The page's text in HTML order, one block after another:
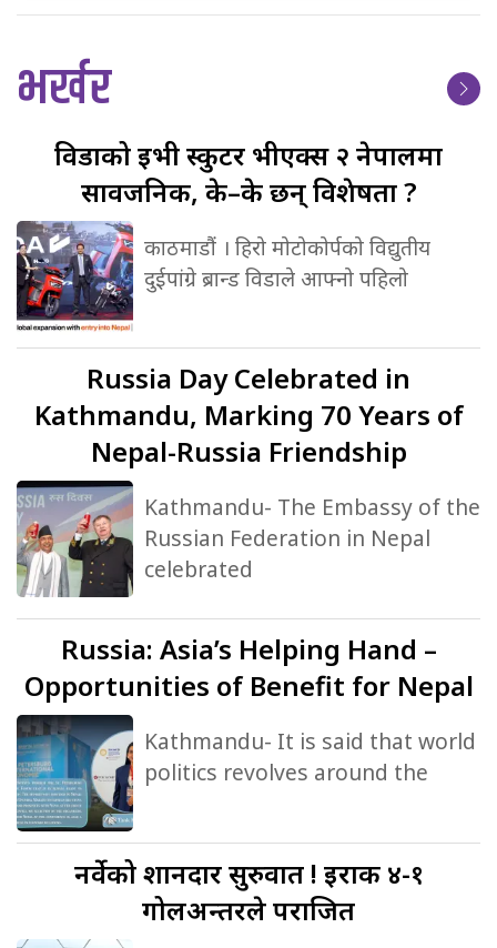
भर्खर
विडाकोईभी स्कुटर भीएक्स २ नेपालमा
सार्वजनिक, के–के छन् विशेषता ?
काठमाडौं । हिरो मोटोकोर्पको विद्युतीय
दुईपांग्रे ब्रान्ड विडाले आफ्नो पहिलो
Russia Day Celebrated in
Kathmandu, Marking 70 Years of
Nepal-Russia Friendship
Kathmandu- The Embassy of the
Russian Federation in Nepal
celebrated
Russia: Asia’s Helping Hand –
Opportunities of Benefit for Nepal
Kathmandu- It is said that world
politics revolves around the
नर्वेकोशानदार सुरुवात ! इराक ४-१
गोलअन्तरले पराजित